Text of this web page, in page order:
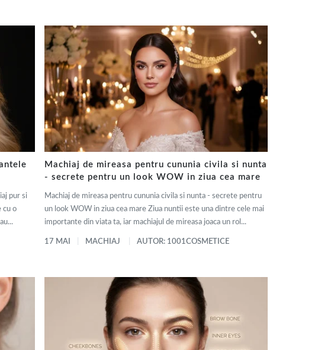
pur si
cu o
Machiaj de mireasa pentru cununia civila si nunta
- secrete pentru un look WOW in ziua cea mare
Machiaj de mireasa pentru cununia civila si nunta - secrete pentru
un look WOW in ziua cea mare Ziua nuntii este una dintre cele mai
importante din viata ta, iar machiajul de mireasa joaca un rol...
17 MAI MACHIAJ AUTOR: 1001COSMETICE